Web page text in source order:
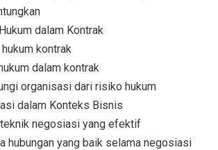
dalam Kontrak
kontrak
dalam kontrak
organisasi dari risiko hukum
dalam Konteks Bisnis
negosiasi yang efektif
hubungan yang baik selama negosiasi